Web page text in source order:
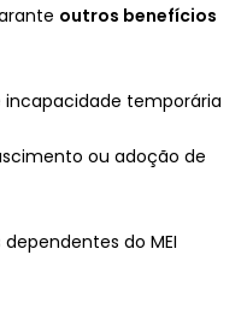
outros benefícios
incapacidade temporária
ou adoção de
do MEI